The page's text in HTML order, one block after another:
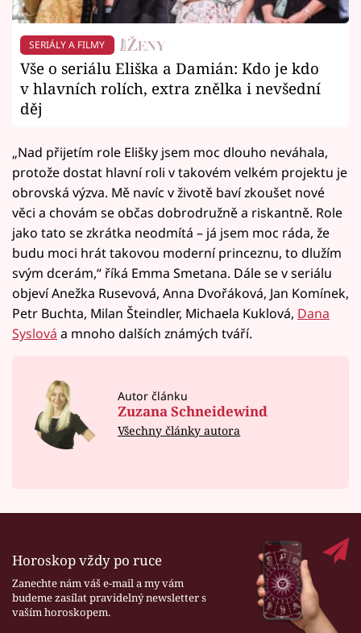
SERIÁLY A FILMY
Vše o seriálu Eliška a Damián: Kdo je kdo
v hlavních rolích, extra znělka i nevšední
děj
„Nad přijetím role Elišky jsem moc dlouho neváhala,
protože dostat hlavní roli v takovém velkém projektu je
obrovská výzva. Mě navíc v životě baví zkoušet nové
věci a chovám se občas dobrodružně a riskantně. Role
jako tato se zkrátka neodmítá – já jsem moc ráda, že
budu moci hrát takovou moderní princeznu, to dlužím
svým dcerám,“ říká Emma Smetana. Dále se v seriálu
objeví Anežka Rusevová, Anna Dvořáková, Jan Komínek,
Petr Buchta, Milan Šteindler, Michaela Kuklová, Dana
Syslová a mnoho dalších známých tváří.
Autor článku
Zuzana Schneidewind
Všechny články autora
Horoskop vždy po ruce
Zanechte nám váš e-mail a my vám
budeme zasílat pravidelný newsletter s
vaším horoskopem.